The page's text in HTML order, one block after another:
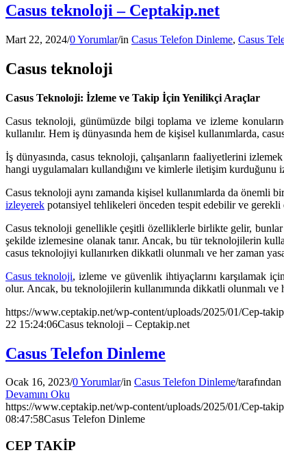
Casus teknoloji – Ceptakip.net
Mart 22, 2024/0 Yorumlar/in Casus Telefon Dinleme, Casus
Casus teknoloji
Casus Teknoloji: İzleme ve Takip İçin Yenilikçi Araçlar
Casus teknoloji, günümüzde bilgi toplama ve izleme
kullanılır. Hem iş dünyasında hem de kişisel kullanımlarda,
İş dünyasında, casus teknoloji, çalışanların faaliyetlerini
hangi uygulamaları kullandığını ve kimlerle iletişim
Casus teknoloji aynı zamanda kişisel kullanımlarda da önemli
izleyerek potansiyel tehlikeleri önceden tespit edebilir ve
Casus teknoloji genellikle çeşitli özelliklerle birlikte gelir, bunlar
şekilde izlemesine olanak tanır. Ancak, bu tür teknolojilerin
casus teknolojiyi kullanırken dikkatli olunmalı ve her zaman
Casus teknoloji, izleme ve güvenlik ihtiyaçlarını karşılamak
olur. Ancak, bu teknolojilerin kullanımında dikkatli olunmalı ve
https://www.ceptakip.net/wp-content/uploads/2025/01/Cep-
22 15:24:06Casus teknoloji – Ceptakip.net
Casus Telefon Dinleme
Ocak 16, 2023/0 Yorumlar/in Casus Telefon Dinleme/tarafından
Devamını Oku
https://www.ceptakip.net/wp-content/uploads/2025/01/Cep-
08:47:58Casus Telefon Dinleme
CEP TAKİP